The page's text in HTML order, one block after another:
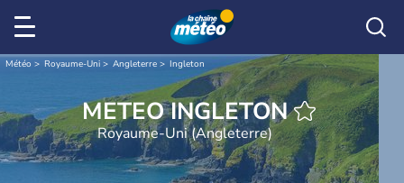
Météo Royaume-Uni Angleterre Ingleton
METEO INGLETON
Royaume-Uni (Angleterre)